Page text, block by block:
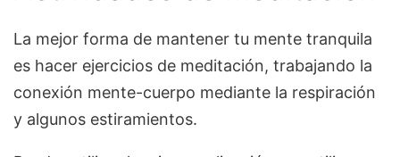
La mejor forma de mantener tu mente tranquila
es hacer ejercicios de meditación, trabajando la
conexión mente-cuerpo mediante la respiración
y algunos estiramientos.